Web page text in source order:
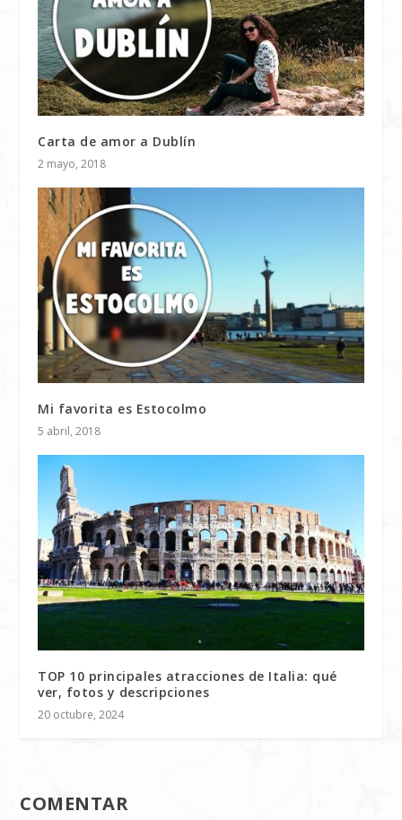
Carta de amor a Dublín
2 mayo, 2018
Mi favorita es Estocolmo
5 abril, 2018
TOP 10 principales atracciones de Italia: qué
ver, fotos y descripciones
20 octubre, 2024
COMENTAR